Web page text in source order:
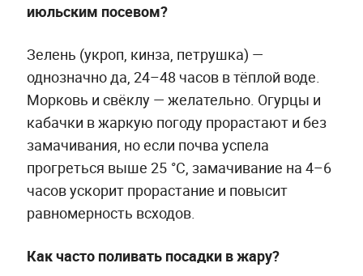
июльским посевом?
Зелень (укроп, кинза, петрушка) —
однозначно да, 24–48 часов в тёплой воде.
Морковь и свёклу — желательно. Огурцы и
кабачки в жаркую погоду прорастают и без
замачивания, но если почва успела
прогреться выше 25 °С, замачивание на 4–6
часов ускорит прорастание и повысит
равномерность всходов.
Как часто поливать посадки в жару?